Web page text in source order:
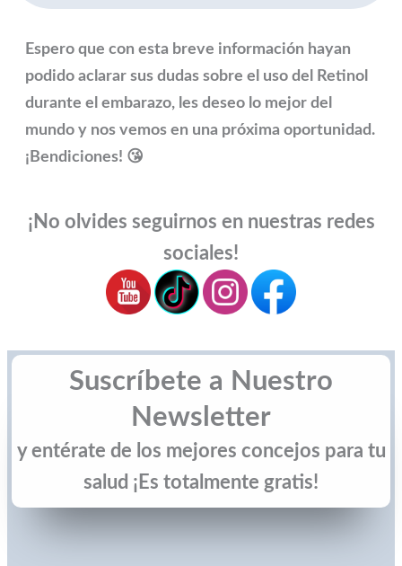
Espero que con esta breve información hayan
podido aclarar sus dudas sobre el uso del Retinol
durante el embarazo, les deseo lo mejor del
mundo y nos vemos en una próxima oportunidad.
¡Bendiciones! 😘
¡No olvides seguirnos en nuestras redes
sociales!
Suscríbete a Nuestro
Newsletter
y entérate de los mejores concejos para tu
salud ¡Es totalmente gratis!